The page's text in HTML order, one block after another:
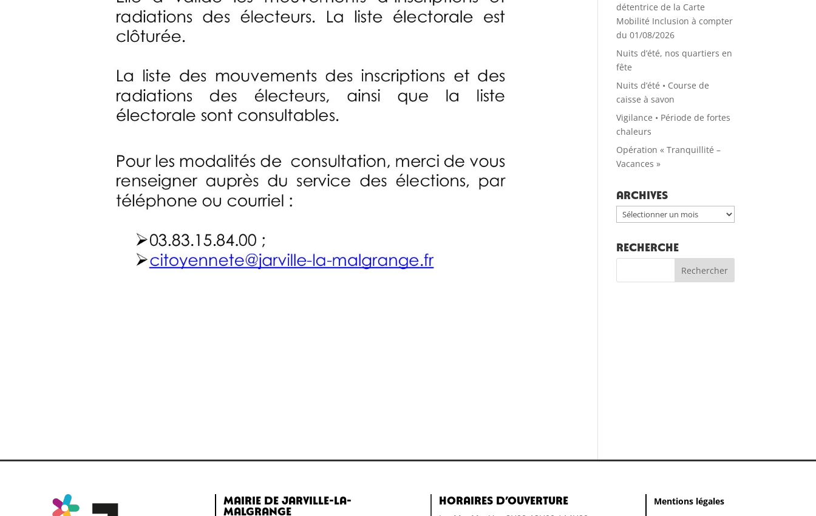
détentrice de la Carte
Mobilité Inclusion à compter
du 01/08/2026
Nuits d’été, nos quartiers en
fête
Nuits d’été • Course de
caisse à savon
Vigilance • Période de fortes
chaleurs
Opération « Tranquillité –
Vacances »
Archives
Archives
RECHERCHE
Mairie de Jarville-la-
Malgrange
Horaires d’ouverture Mentions légales